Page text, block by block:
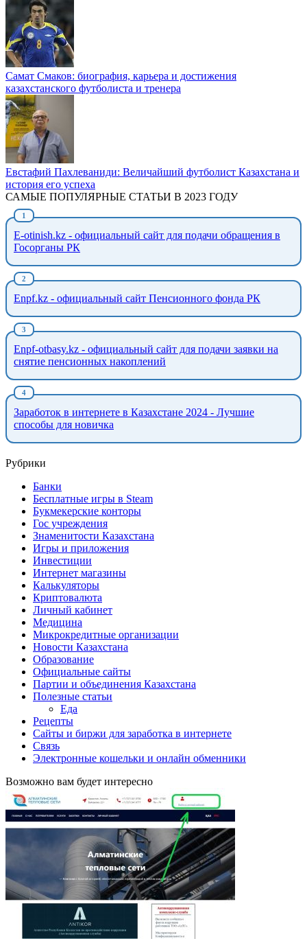
Самат Смаков: биография, карьера и достижения
казахстанского футболиста и тренера
Евстафий Пахлеваниди: Величайший футболист Казахстана и
история его успеха
САМЫЕ ПОПУЛЯРНЫЕ СТАТЬИ В 2023 ГОДУ
E-otinish.kz - официальный сайт для подачи обращения в
Госорганы РК
Enpf.kz - официальный сайт Пенсионного фонда РК
Enpf-otbasy.kz - официальный сайт для подачи заявки на
снятие пенсионных накоплений
Заработок в интернете в Казахстане 2024 - Лучшие
способы для новичка
Рубрики
Банки
Бесплатные игры в Steam
Букмекерские конторы
Гос учреждения
Знаменитости Казахстана
Игры и приложения
Инвестиции
Интернет магазины
Калькуляторы
Криптовалюта
Личный кабинет
Медицина
Микрокредитные организации
Новости Казахстана
Образование
Официальные сайты
Партии и объединения Казахстана
Полезные статьи
Еда
Рецепты
Сайты и биржи для заработка в интернете
Связь
Электронные кошельки и онлайн обменники
Возможно вам будет интересно